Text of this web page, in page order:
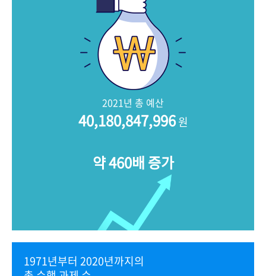
2021년 총 예산
40,180,847,996원
약 460배 증가
1971년부터 2020년까지의